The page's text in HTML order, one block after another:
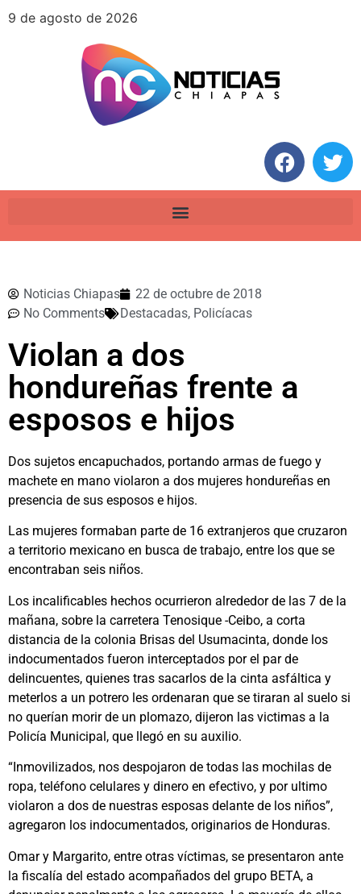
9 de agosto de 2026
Noticias Chiapas
22 de octubre de 2018
No Comments
Destacadas, Policíacas
Violan a dos
hondureñas frente a
esposos e hijos
Dos sujetos encapuchados, portando armas de fuego y
machete en mano violaron a dos mujeres hondureñas en
presencia de sus esposos e hijos.
Las mujeres formaban parte de 16 extranjeros que cruzaron
a territorio mexicano en busca de trabajo, entre los que se
encontraban seis niños.
Los incalificables hechos ocurrieron alrededor de las 7 de la
mañana, sobre la carretera Tenosique -Ceibo, a corta
distancia de la colonia Brisas del Usumacinta, donde los
indocumentados fueron interceptados por el par de
delincuentes, quienes tras sacarlos de la cinta asfáltica y
meterlos a un potrero les ordenaran que se tiraran al suelo si
no querían morir de un plomazo, dijeron las victimas a la
Policía Municipal, que llegó en su auxilio.
“Inmovilizados, nos despojaron de todas las mochilas de
ropa, teléfono celulares y dinero en efectivo, y por ultimo
violaron a dos de nuestras esposas delante de los niños”,
agregaron los indocumentados, originarios de Honduras.
Omar y Margarito, entre otras víctimas, se presentaron ante
la fiscalía del estado acompañados del grupo BETA, a